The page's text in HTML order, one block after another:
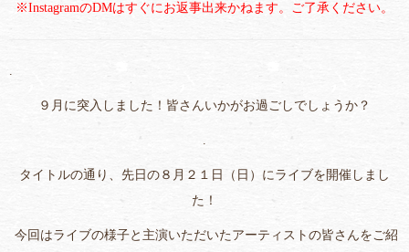
※InstagramのDMはすぐにお返事出来かねます。ご了承ください。
.
９月に突入しました！皆さんいかがお過ごしでしょうか？
.
タイトルの通り、先日の８月２１日（日）にライブを開催しまし
た！
今回はライブの様子と主演いただいたアーティストの皆さんをご紹